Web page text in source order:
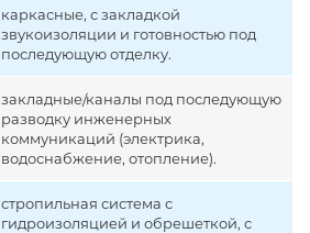
каркасные, с закладкой
звукоизоляции и готовностью под
последующую отделку.
закладные/каналы под последующую
разводку инженерных
коммуникаций (электрика,
водоснабжение, отопление).
стропильная система с
гидроизоляцией и обрешеткой, с